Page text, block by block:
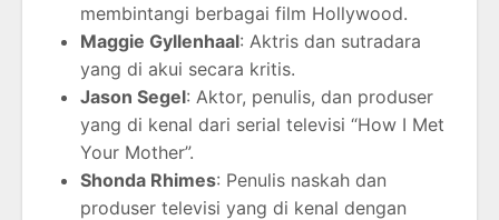
membintangi berbagai film Hollywood.
Maggie Gyllenhaal: Aktris dan sutradara
yang di akui secara kritis.
Jason Segel: Aktor, penulis, dan produser
yang di kenal dari serial televisi “How I Met
Your Mother”.
Shonda Rhimes: Penulis naskah dan
produser televisi yang di kenal dengan